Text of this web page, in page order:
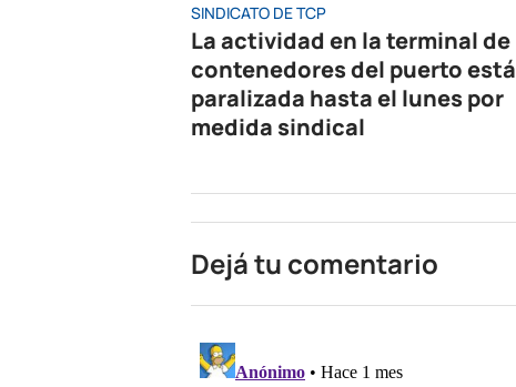
SINDICATO DE TCP
La actividad en la terminal de
contenedores del puerto está
paralizada hasta el lunes por
medida sindical
Dejá tu comentario